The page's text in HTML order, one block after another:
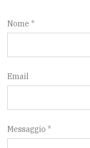
Nome *
Email
Messaggio *